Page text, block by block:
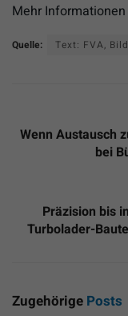
Mehr
Quelle: Text: FVA,
Wenn Austausch
bei
Präzision bis
Turbolader-
Zugehörige Posts